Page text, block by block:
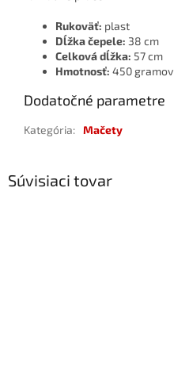
Rukoväť: plast
Dĺžka čepele: 38 cm
Celková dĺžka: 57 cm
Hmotnosť: 450 gramov
Dodatočné parametre
Kategória: Mačety
Súvisiaci tovar